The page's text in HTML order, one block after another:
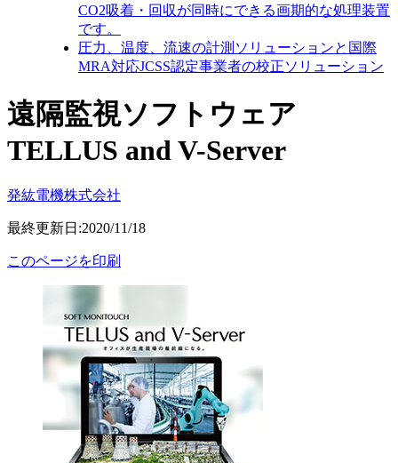
CO2吸着・回収が同時にできる画期的な処理装置
です。
圧力、温度、流速の計測ソリューションと国際
MRA対応JCSS認定事業者の校正ソリューション
遠隔監視ソフトウェア
TELLUS and V-Server
発紘電機株式会社
最終更新日:2020/11/18
このページを印刷